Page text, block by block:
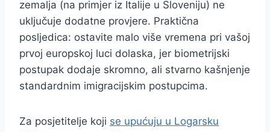
zemalja (na primjer iz Italije u Sloveniju) ne
uključuje dodatne provjere. Praktična
posljedica: ostavite malo više vremena pri vašoj
prvoj europskoj luci dolaska, jer biometrijski
postupak dodaje skromno, ali stvarno kašnjenje
standardnim imigracijskim postupcima.
Za posjetitelje koji se upućuju u Logarsku